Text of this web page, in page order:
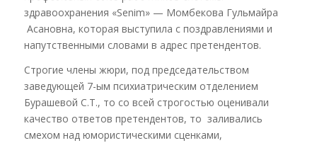
здравоохранения «Senim» — Момбекова Гульмайра
Асановна, которая выступила с поздравлениями и
напутственными словами в адрес претендентов.
Строгие члены жюри, под председательством
заведующей 7-ым психиатрическим отделением
Бурашевой С.Т., то со всей строгостью оценивали
качество ответов претендентов, то заливались
смехом над юмористическими сценками,